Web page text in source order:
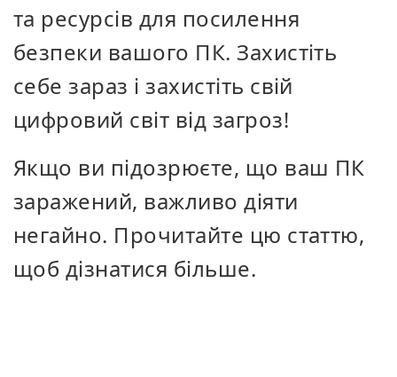
та ресурсів для посилення
безпеки вашого ПК. Захистіть
себе зараз і захистіть свій
цифровий світ від загроз!
Якщо ви підозрюєте, що ваш ПК
заражений, важливо діяти
негайно. Прочитайте цю статтю,
щоб дізнатися більше.